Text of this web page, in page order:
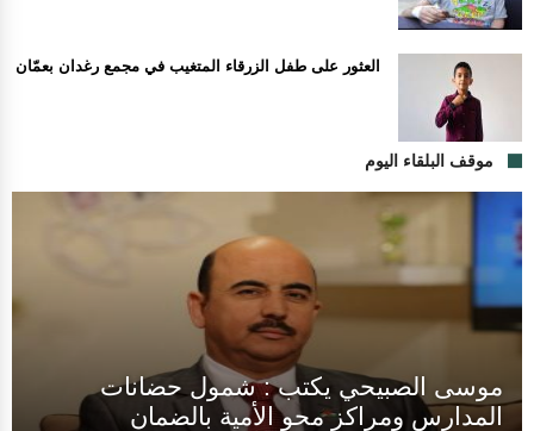
العثور على طفل الزرقاء المتغيب في مجمع رغدان بعمّان
موقف البلقاء اليوم
موسى الصبيحي يكتب : شمول حضانات
المدارس ومراكز محو الأمية بالضمان